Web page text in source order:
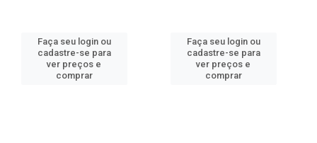
Faça seu login ou
cadastre-se para
ver preços e
comprar
Faça seu login ou
cadastre-se para
ver preços e
comprar